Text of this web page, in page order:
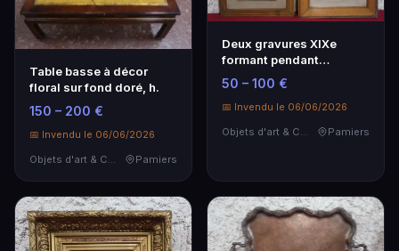
Table basse à décor
floral sur fond doré, h.
150 – 200 €
📅 Invendu le 06/06/2026
Objets d'art & Curiosités
Pamiers
Deux gravures XIXe
formant pendant
"ballons et bulles",
19x2…
50 – 100 €
📅 Invendu le 06/06/2026
Pamiers